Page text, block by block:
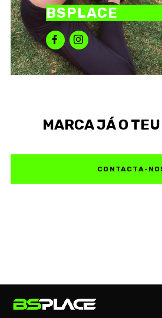
BSPLACE
MARCA JÁ O
CONTACTA-